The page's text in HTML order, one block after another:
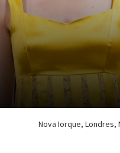
Nova Iorque, Londres,